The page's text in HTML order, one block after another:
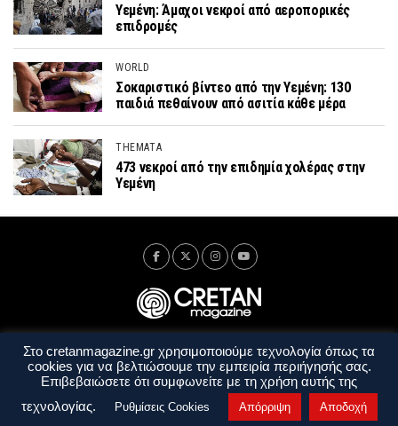
Υεμένη: Άμαχοι νεκροί από αεροπορικές
επιδρομές
WORLD
Σοκαριστικό βίντεο από την Υεμένη: 130
παιδιά πεθαίνουν από ασιτία κάθε μέρα
THEMATA
473 νεκροί από την επιδημία χολέρας στην
Υεμένη
Ταυτότητα Πολιτική Απορρήτου
Όροι Χρήσης
Όροι και Προϋποθέσεις
Στο cretanmagazine.gr χρησιμοποιούμε τεχνολογία όπως τα
cookies για να βελτιώσουμε την εμπειρία περιήγησής σας.
Επιβεβαιώσετε ότι συμφωνείτε με τη χρήση αυτής της
τεχνολογίας.
Ρυθμίσεις Cookies Απόρριψη Αποδοχή